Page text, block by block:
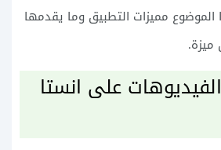
مميزات التطبيق وما يقدمها
على انستا